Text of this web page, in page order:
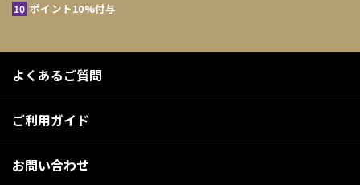
ポイント10%付与
よくあるご質問
ご利用ガイド
お問い合わせ